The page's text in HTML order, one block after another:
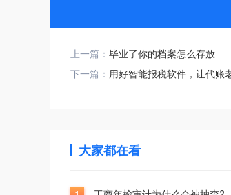
上一篇： 毕业了你的档案怎么存放
下一篇： 用好智能报税软件，让代账
大家都在看